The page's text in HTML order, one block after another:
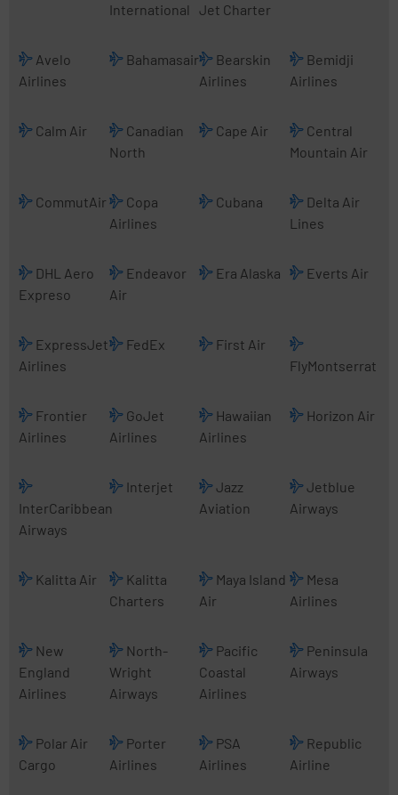
International
Jet Charter
Avelo
Airlines
Bahamasair
Bearskin
Airlines
Bemidji
Airlines
Calm Air
Canadian
North
Cape Air
Central
Mountain Air
CommutAir
Copa
Airlines
Cubana
Delta Air
Lines
DHL Aero
Expreso
Endeavor
Air
Era Alaska Everts Air
ExpressJet
Airlines
FedEx
First Air
FlyMontserrat
Frontier
Airlines
GoJet
Airlines
Hawaiian
Airlines
Horizon Air
InterCaribbean
Airways
Interjet
Jazz
Aviation
Jetblue
Airways
Kalitta Air
Kalitta
Charters
Maya Island
Air
Mesa
Airlines
New
England
Airlines
North-
Wright
Airways
Pacific
Coastal
Airlines
Peninsula
Airways
Polar Air
Cargo
Porter
Airlines
PSA
Airlines
Republic
Airline